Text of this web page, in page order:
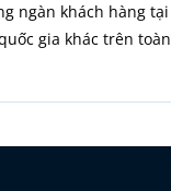
ngàn khách hàng tại
gia khác trên toàn